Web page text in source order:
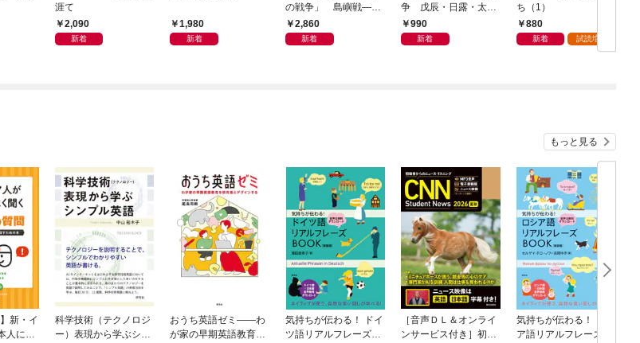
涯て
2,090
新着
1,980
新着
の戦争」 島嶼戦――
マッカーサーとの激闘
の真実
2,860
新着
争 戊辰・日露・太平
洋990
新着
ち（1）
880
新着 試読増量
もっと見る
新・イ
人によ
科学技術（テクノロジ
ー）表現から学ぶシン
おうち英語ゼミ――わ
が家の早期英語教育を
気持ちが伝わる！ ドイ
ツ語リアルフレーズB
［音声ＤＬ＆オンライ
ンサービス付き］初級
気持ちが伝わる！ ロシ
ア語リアルフレーズB